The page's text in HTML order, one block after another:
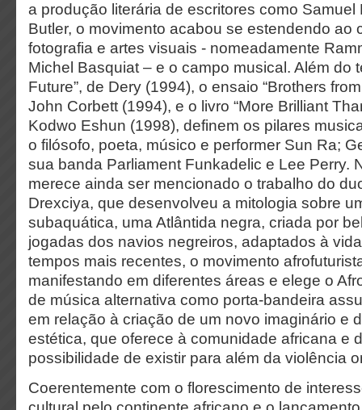
a produção literária de escritores como Samuel
Butler, o movimento acabou se estendendo ao
fotografia e artes visuais - nomeadamente
Michel Basquiat – e o campo musical. Além do
Future”, de Dery (1994), o ensaio “Brothers
John Corbett (1994), e o livro “More Brilliant
Kodwo Eshun (1998), definem os pilares
o filósofo, poeta, músico e performer Sun Ra;
sua banda Parliament Funkadelic e Lee Perry.
merece ainda ser mencionado o trabalho do
Drexciya, que desenvolveu a mitologia sobre
subaquática, uma Atlântida negra, criada por
jogadas dos navios negreiros, adaptados à
tempos mais recentes, o movimento
manifestando em diferentes áreas e elege o
de música alternativa como porta-bandeira
em relação à criação de um novo imaginário e
estética, que oferece à comunidade africana e
possibilidade de existir para além da violência
Coerentemente com o florescimento de